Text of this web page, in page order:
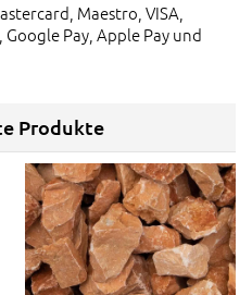
Maestro, VISA,
Pay, Apple Pay und
Produkte